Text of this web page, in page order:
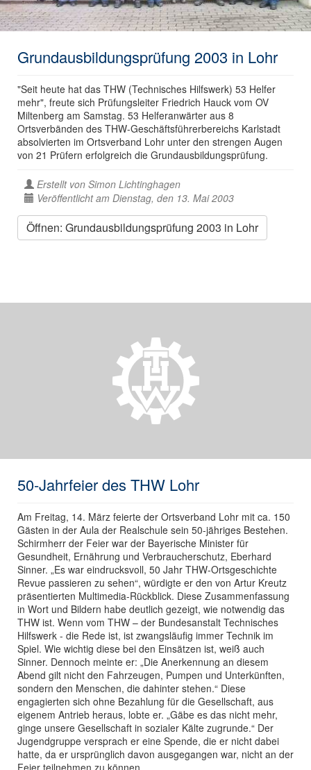
Grundausbildungsprüfung 2003 in Lohr
"Seit heute hat das THW (Technisches Hilfswerk) 53 Helfer
mehr", freute sich Prüfungsleiter Friedrich Hauck vom OV
Miltenberg am Samstag. 53 Helferanwärter aus 8
Ortsverbänden des THW-Geschäftsführerbereichs Karlstadt
absolvierten im Ortsverband Lohr unter den strengen Augen
von 21 Prüfern erfolgreich die Grundausbildungsprüfung.
Erstellt von Simon Lichtinghagen
Veröffentlicht am Dienstag, den 13. Mai 2003
Öffnen: Grundausbildungsprüfung 2003 in Lohr
50-Jahrfeier des THW Lohr
Am Freitag, 14. März feierte der Ortsverband Lohr mit ca. 150
Gästen in der Aula der Realschule sein 50-jähriges Bestehen.
Schirmherr der Feier war der Bayerische Minister für
Gesundheit, Ernährung und Verbraucherschutz, Eberhard
Sinner. „Es war eindrucksvoll, 50 Jahr THW-Ortsgeschichte
Revue passieren zu sehen“, würdigte er den von Artur Kreutz
präsentierten Multimedia-Rückblick. Diese Zusammenfassung
in Wort und Bildern habe deutlich gezeigt, wie notwendig das
THW ist. Wenn vom THW – der Bundesanstalt Technisches
Hilfswerk - die Rede ist, ist zwangsläufig immer Technik im
Spiel. Wie wichtig diese bei den Einsätzen ist, weiß auch
Sinner. Dennoch meinte er: „Die Anerkennung an diesem
Abend gilt nicht den Fahrzeugen, Pumpen und Unterkünften,
sondern den Menschen, die dahinter stehen.“ Diese
engagierten sich ohne Bezahlung für die Gesellschaft, aus
eigenem Antrieb heraus, lobte er. „Gäbe es das nicht mehr,
ginge unsere Gesellschaft in sozialer Kälte zugrunde.“ Der
Jugendgruppe versprach er eine Spende, die er nicht dabei
hatte, da er ursprünglich davon ausgegangen war, nicht an der
Feier teilnehmen zu können.